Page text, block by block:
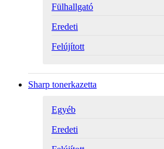
Fülhallgató
Eredeti
Felújított
Sharp tonerkazetta
Egyéb
Eredeti